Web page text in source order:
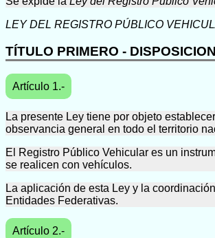
LEY DEL REGISTRO PÚBLICO
TÍTULO PRIMERO -
Artículo 1.-
La presente Ley tiene por objeto
observancia general en todo el territorio
El Registro Público Vehicular es un
se realicen con vehículos.
La aplicación de esta Ley y la
Entidades Federativas.
Artículo 2.-